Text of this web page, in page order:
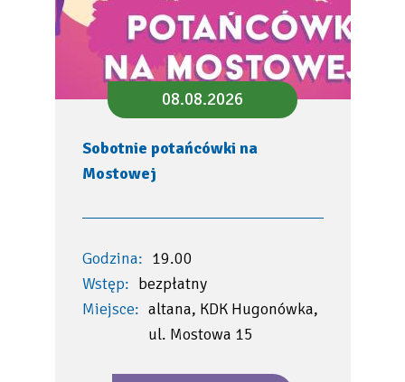
08.08.2026
Sobotnie potańcówki na
Mostowej
Godzina: 19.00
Wstęp: bezpłatny
Miejsce: altana, KDK Hugonówka,
ul. Mostowa 15